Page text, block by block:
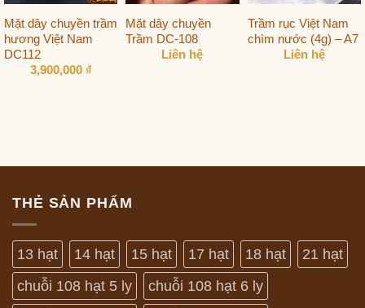
Mặt dây chuyền trầm
hương Việt Nam
DC112
3,900,000 ₫
Mặt dây chuyền
Trầm DC-108
Liên hệ
Trầm rục Việt Nam
chìm nước (4g) – A7
Liên hệ
THẺ SẢN PHẨM
13 hạt 14 hạt 15 hạt 17 hạt 18 hạt
21 hạt
chuỗi 108 hạt 5 ly
chuỗi 108 hạt 6 ly